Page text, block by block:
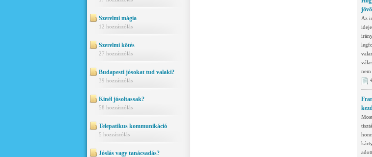
Szerelmi mágia
12 hozzászólás
Szerelmi kötés
27 hozzászólás
Budapesti jósokat tud valaki?
39 hozzászólás
Kinél jósoltassak?
58 hozzászólás
Telepatikus kommunikáció
5 hozzászólás
Jóslás vagy tanácsadás?
Az
nem